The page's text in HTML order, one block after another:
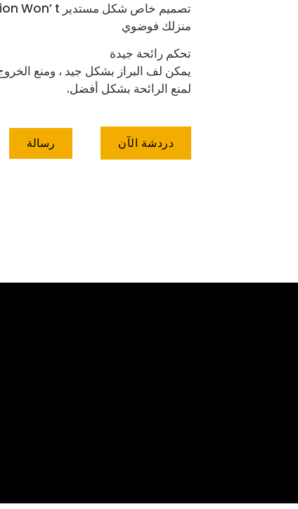
منزلك فوضوي
تحكم رائحة جيدة
يمكن لف البراز بشكل جيد ، ومنع
لمنع الرائحة بشكل أفضل.
دردشة الآن رسالة